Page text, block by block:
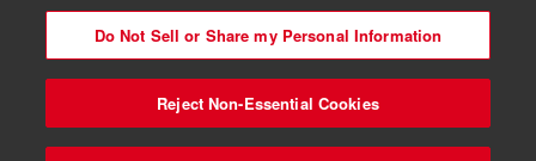
© 2026 Milwaukee Tool. Tous droits réservés.
Légal Brevet
Avis de Sécurité
Vos Choix En Matière De Confidentialité
Préférences en Matière de Cookies
Do Not Sell or Share my Personal Information
Reject Non-Essential Cookies